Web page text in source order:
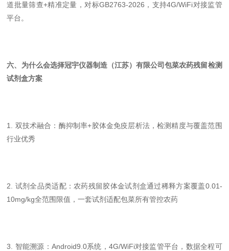
道批量筛查+精准定量，对标GB2763-2026，支持4G/WiFi对接监管
平台。
六、为什么会选择冠宇仪器制造（江苏）有限公司包菜农药残留检测
试剂盒方案
1. 双技术融合：酶抑制率+胶体金免疫层析法，检测精度与覆盖范围
行业优秀
2. 试剂全品类适配：农药残留胶体金试剂盒通过稀释方案覆盖0.01-
10mg/kg全范围限值，一套试剂适配包菜所有管控农药
3. 智能溯源：Android9.0系统，4G/WiFi对接监管平台，数据全程可